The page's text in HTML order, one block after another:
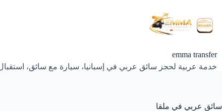
المحتوى
emma transfer
خدمة عربية لحجز سائق عربي في إسبانيا، سيارة مع سائق،
سائق عربي في ملقا